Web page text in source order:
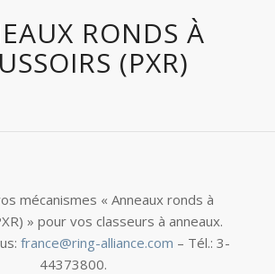
RONDS À
(PXR)
mécanismes « Anneaux ronds à
» pour vos classeurs à anneaux.
france@ring-alliance.com – Tél.: 3-
44373800.